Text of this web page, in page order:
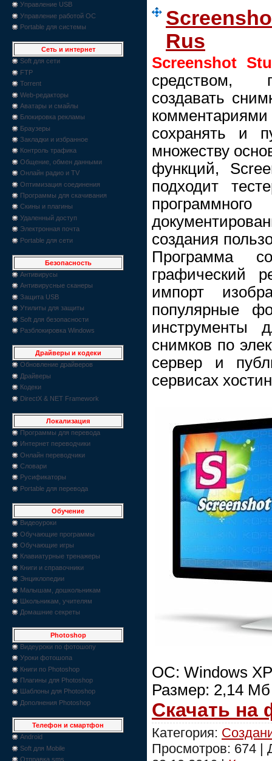
Управление USB
Управление работой ОС
Portable для системы
Сеть и интернет
Soft для сети
FTP
Torrent
Web-редакторы
Аватары и смайлы
Блокировка рекламы
Браузеры
Закладки и избранное
Контроль трафика
Общение, обмен данными
Онлайн радио и TV
Оптимизация соединения
Программы для скачивания
Скины и плагины
Удаленный доступ
Электронная почта
Portable для сети
Безопасность
Антивирусы
Антивирусные сканеры
Защита USB
Утилиты для защиты
Soft для безопасности
Разблокировка Windows
Драйверы и кодеки
Обновление драйверов
Драйверы
Кодеки
DirectX & NET Framework
Локализация
Программы для перевода
Интернет переводчики
Онлайн переводчики
Словари
Русификаторы
Portable для перевода
Обучение
Видеоуроки
Обучающие программы
Обучающие игры
Клавиатурные тренажеры
Книги и справочники
Энциклопедии
Малышам, дошкольникам
Школьникам, учителям
Домашние секреты
Photoshop
Видеуроки по фотошопу
Уроки фотошопа
Книги по Photoshop
Плагины для Photoshop
Шаблоны для Photoshop
Дополнения Photoshop
Телефон и смартфон
Android
Soft для Mobile
Отправка sms
Rus
Screenshot
средством,
создавать
сохранять и
множеству
функций,
подходит
создания
Программа
графический
импорт
популярные
инструменты
снимков по
сервер и
сервисах
ОС: Windows
Размер: 2,14 Мб
Скачать на
Категория:
Просмотров: 674 |